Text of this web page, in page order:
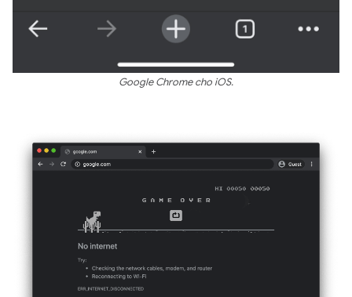
Google Chrome cho iOS.